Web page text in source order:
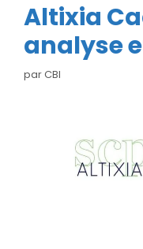
Altixia
analyse
parCBI